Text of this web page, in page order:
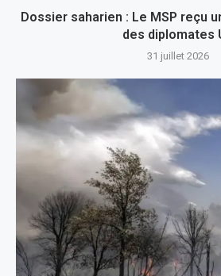
Dossier saharien : Le MSP reçu
des diplomates
31 juillet 2026